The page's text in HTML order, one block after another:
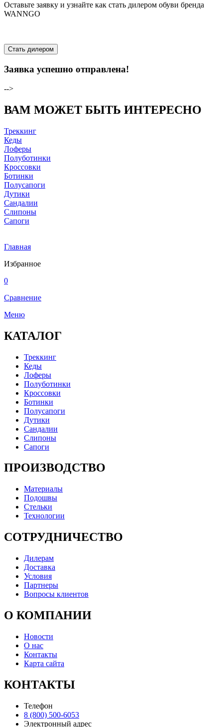
Оставьте заявку и узнайте как стать дилером обуви бренда
WANNGO
Стать дилером
Заявка успешно отправлена!
-->
ВАМ МОЖЕТ БЫТЬ ИНТЕРЕСНО
Треккинг
Кеды
Лоферы
Полуботинки
Кроссовки
Ботинки
Полусапоги
Дутики
Сандалии
Слипоны
Сапоги
Главная
Избранное
0
Сравнение
Меню
КАТАЛОГ
Треккинг
Кеды
Лоферы
Полуботинки
Кроссовки
Ботинки
Полусапоги
Дутики
Сандалии
Слипоны
Сапоги
ПРОИЗВОДСТВО
Материалы
Подошвы
Стельки
Технологии
СОТРУДНИЧЕСТВО
Дилерам
Доставка
Условия
Партнеры
Вопросы клиентов
О КОМПАНИИ
Новости
О нас
Контакты
Карта сайта
КОНТАКТЫ
Телефон
8 (800) 500-6053
Электронный адрес